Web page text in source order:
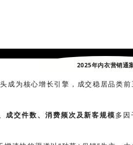
2025年内衣营销通
成为核心增长引擎，成交稳居品类
成交件数、消费频次及新客规模多